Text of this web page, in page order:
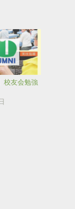
校友会勉強